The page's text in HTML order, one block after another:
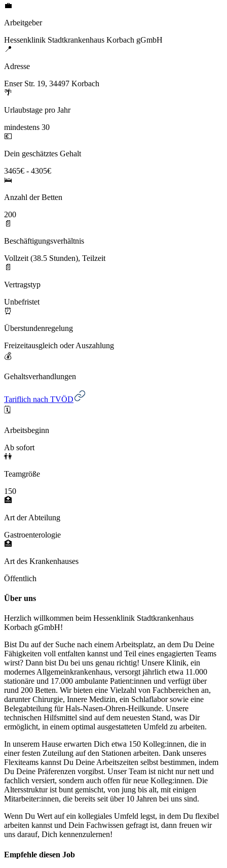
💼
Arbeitgeber
Hessenklinik Stadtkrankenhaus Korbach gGmbH
📍
Adresse
Enser Str. 19, 34497 Korbach
🌴
Urlaubstage pro Jahr
mindestens 30
💶
Dein geschätztes Gehalt
3465€ - 4305€
🛌
Anzahl der Betten
200
📄
Beschäftigungsverhältnis
Vollzeit (38.5 Stunden), Teilzeit
📄
Vertragstyp
Unbefristet
⏰
Überstundenregelung
Freizeitausgleich oder Auszahlung
💰
Gehaltsverhandlungen
Tariflich nach TVÖD
🗓️
Arbeitsbeginn
Ab sofort
👫
Teamgröße
150
🏥
Art der Abteilung
Gastroenterologie
🏥
Art des Krankenhauses
Öffentlich
Über uns
Herzlich willkommen beim Hessenklinik Stadtkrankenhaus
Korbach gGmbH!
Bist Du auf der Suche nach einem Arbeitsplatz, an dem Du Deine
Fähigkeiten voll entfalten kannst und Teil eines engagierten Teams
wirst? Dann bist Du bei uns genau richtig! Unsere Klinik, ein
modernes Allgemeinkrankenhaus, versorgt jährlich etwa 11.000
stationäre und 17.000 ambulante Patient:innen und verfügt über
rund 200 Betten. Wir bieten eine Vielzahl von Fachbereichen an,
darunter Chirurgie, Innere Medizin, ein Schlaflabor sowie eine
Belegabteilung für Hals-Nasen-Ohren-Heilkunde. Unsere
technischen Hilfsmittel sind auf dem neuesten Stand, was Dir
ermöglicht, in einem optimal ausgestatteten Umfeld zu arbeiten.
In unserem Hause erwarten Dich etwa 150 Kolleg:innen, die in
einer festen Zuteilung auf den Stationen arbeiten. Dank unseres
Flexiteams kannst Du Deine Arbeitszeiten selbst bestimmen, indem
Du Deine Präferenzen vorgibst. Unser Team ist nicht nur nett und
fachlich versiert, sondern auch offen für neue Kolleg:innen. Die
Altersstruktur ist bunt gemischt, von jung bis alt, mit einigen
Mitarbeiter:innen, die bereits seit über 10 Jahren bei uns sind.
Wenn Du Wert auf ein kollegiales Umfeld legst, in dem Du flexibel
arbeiten kannst und Dein Fachwissen gefragt ist, dann freuen wir
uns darauf, Dich kennenzulernen!
Empfehle diesen Job